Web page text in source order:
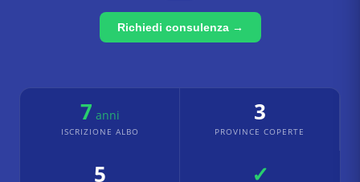
Richiedi consulenza →
7 anni
ISCRIZIONE ALBO
3
PROVINCE COPERTE
5 ✓